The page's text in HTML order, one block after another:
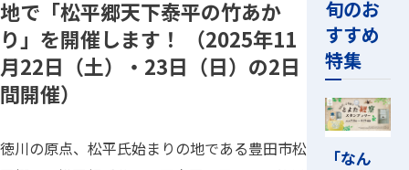
徳川家康公の祖先 松平氏発祥の
地で「松平郷天下泰平の竹あか
り」を開催します！ （2025年11
月22日（土）・23日（日）の2日
旬のお
すすめ
特集